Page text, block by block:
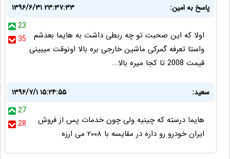
پاسخ به امین:
۱۳۹۶/۶/۳۱ ۲۳:۳۷:۳۳
23
35
اولا که این صحبت تو چه ربطی داشت به هایما بعدشم
واستا تعرفه گمرکی ماشین خارجی بره بالا اونوقت میبینی
قیمت 2008 تا کجا میره بالا...
سعید:
۱۳۹۶/۷/۱ ۱۵:۲۴:۵۵
27
28
هایما درسته که چینیه ولی چون خدمات پس از فروش
ایران خودرو رو داره در مقایسه با ۲۰۰۸ می ارزه